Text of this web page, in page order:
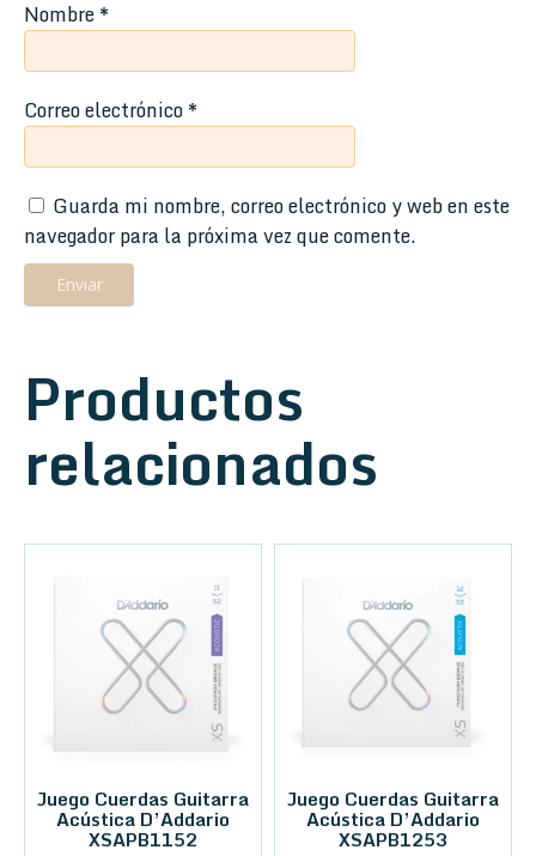
Nombre*
Correo electrónico*
Guarda mi nombre, correo electrónico y web en este
navegador para la próxima vez que comente.
Productos
relacionados
Juego Cuerdas Guitarra
Acústica D’Addario
XSAPB1152
Juego Cuerdas Guitarra
Acústica D’Addario
XSAPB1253